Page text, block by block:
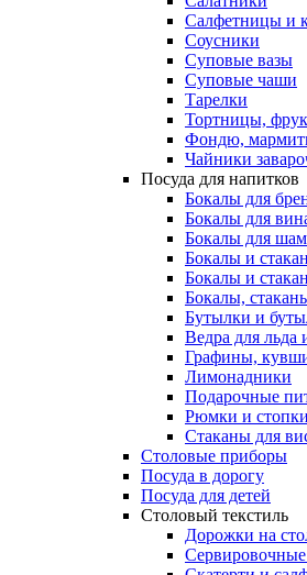
Салфетницы и
Соусники
Суповые вазы
Суповые чаши
Тарелки
Тортницы,
Фондю,
Чайники
Посуда для напитков
Бокалы для
Бокалы для
Бокалы для
Бокалы и
Бокалы и
Бокалы,
Бутылки и
Ведра для льда
Графины,
Лимонадники
Подарочные
Рюмки и
Стаканы для
Столовые приборы
Посуда в дорогу
Посуда для детей
Столовый текстиль
Дорожки на
Сервировочные